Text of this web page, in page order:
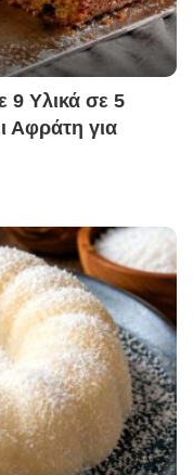
9 Υλικά σε 5
Αφράτη για